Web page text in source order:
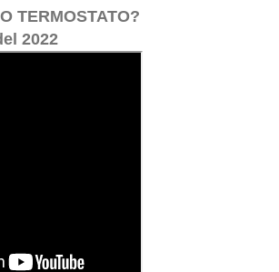
TERMOSTATO?
2022